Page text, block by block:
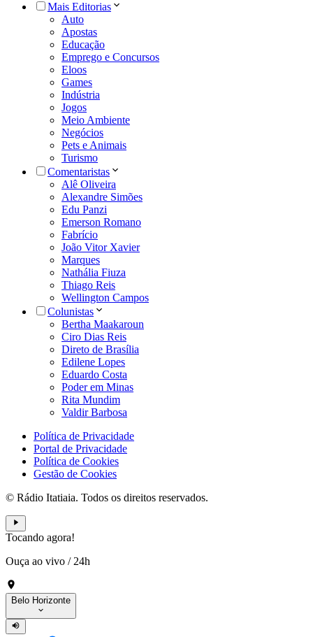
Mais Editorias
Auto
Apostas
Educação
Emprego e Concursos
Eloos
Games
Indústria
Jogos
Meio Ambiente
Negócios
Pets e Animais
Turismo
Comentaristas
Alê Oliveira
Alexandre Simões
Edu Panzi
Emerson Romano
Fabrício
João Vitor Xavier
Marques
Nathália Fiuza
Thiago Reis
Wellington Campos
Colunistas
Bertha Maakaroun
Ciro Dias Reis
Direto de Brasília
Edilene Lopes
Eduardo Costa
Poder em Minas
Rita Mundim
Valdir Barbosa
Política de Privacidade
Portal de Privacidade
Política de Cookies
Gestão de Cookies
© Rádio Itatiaia. Todos os direitos reservados.
Tocando agora!
Ouça ao vivo / 24h
Belo Horizonte